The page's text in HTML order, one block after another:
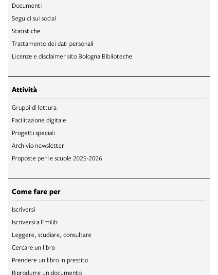
Documenti
Seguici sui social
Statistiche
Trattamento dei dati personali
Licenze e disclaimer sito Bologna Biblioteche
Attività
Gruppi di lettura
Facilitazione digitale
Progetti speciali
Archivio newsletter
Proposte per le scuole 2025-2026
Come fare per
Iscriversi
Iscriversi a Emilib
Leggere, studiare, consultare
Cercare un libro
Prendere un libro in prestito
Riprodurre un documento